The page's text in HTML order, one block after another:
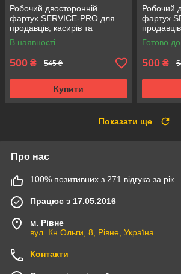
Робочий двосторонній
фартух SERVICE-PRO для
продавців, касирів та
прибиральниць,
універсальний розмір сірий
В наявності
500 ₴ 545 ₴
Купити
Робочий
фартух
бордовий
Готово
500 ₴
Показати ще
Про нас
100% позитивних з 271 відгука за рік
Працює з 17.05.2016
м. Рівне
вул. Кн.Ольги, 8, Рівне, Україна
Контакти